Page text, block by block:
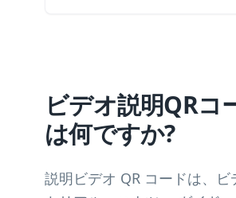
ビデオ説明QRコ
は何ですか?
説明ビデオ QR コードは、ビ